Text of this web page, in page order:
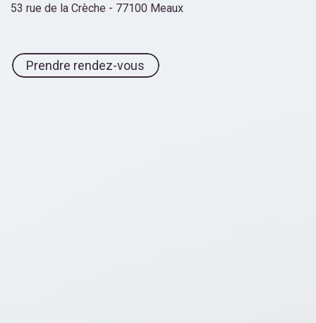
53 rue de la Crèche - 77100 Meaux
Prendre rendez-vous